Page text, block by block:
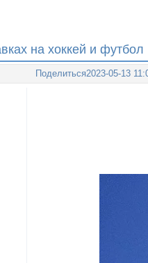
на хоккей и футбол
Поделиться2023-05-13